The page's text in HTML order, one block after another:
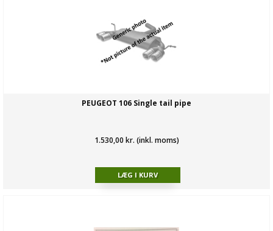
PEUGEOT 106 Single tail pipe
1.530,00 kr. (inkl. moms)